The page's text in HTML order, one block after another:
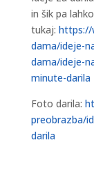
in šik pa
tukaj: https://
dama/ideje-
dama/ideje-
minute-darila
Foto darila:
preobrazba/
darila